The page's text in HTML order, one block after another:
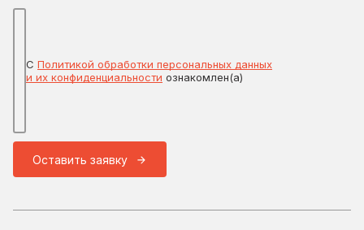
С Политикой обработки персональных данных
и их конфиденциальности ознакомлен(а)
Оставить заявку